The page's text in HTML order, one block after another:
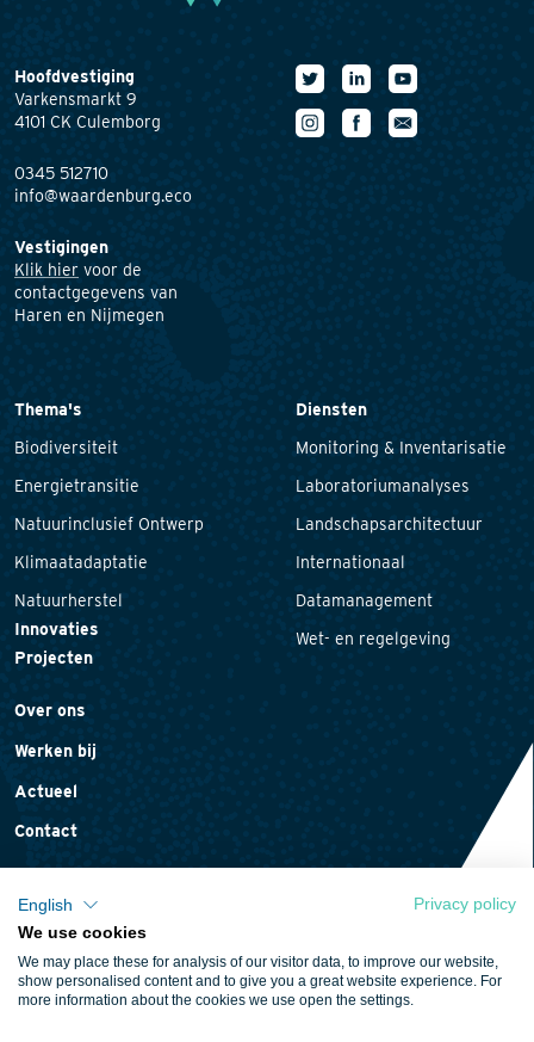
Hoofdvestiging
Varkensmarkt 9
4101 CK Culemborg
0345 512710
info@waardenburg.eco
Vestigingen
Klik hier voor de
contactgegevens van
Haren en Nijmegen
Thema's
Biodiversiteit
Energietransitie
Natuurinclusief Ontwerp
Klimaatadaptatie
Natuurherstel
Innovaties
Projecten
Diensten
Monitoring & Inventarisatie
Laboratoriumanalyses
Landschapsarchitectuur
Internationaal
Datamanagement
Wet- en regelgeving
Over ons
Werken bij
Actueel
Contact
Cookieverklaring
Algemene voorwaarden
English
Privacy policy
We use cookies
We may place these for analysis of our visitor data, to improve our website,
show personalised content and to give you a great website experience. For
more information about the cookies we use open the settings.